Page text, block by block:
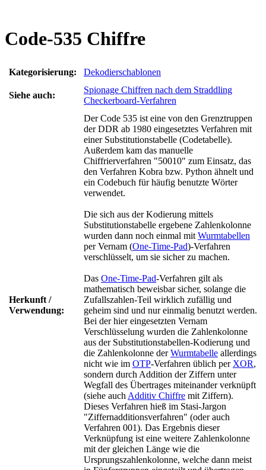
Code-535 Chiffre
Kategorisierung: Dekodierschablonen
Siehe auch:
Spionage Chiffren nach dem Straddling
Checkerboard-Verfahren
Herkunft /
Verwendung:
Der Code 535 ist eine von den Grenztruppen
der DDR ab 1980 eingesetztes Verfahren mit
einer Substitutionstabelle (Codetabelle).
Außerdem kam das manuelle
Chiffrierverfahren "50010" zum Einsatz, das
den Verfahren Kobra bzw. Python ähnelt und
ein Codebuch für häufig benutzte Wörter
verwendet.
Die sich aus der Kodierung mittels
Substitutionstabelle ergebene Zahlenkolonne
wurden dann noch einmal mit Wurmtabellen
per Vernam (One-Time-Pad)-Verfahren
verschlüsselt, um sie sicher zu machen.
Das One-Time-Pad-Verfahren gilt als
mathematisch beweisbar sicher, solange die
Zufallszahlen-Teil wirklich zufällig und
geheim sind und nur einmalig benutzt werden.
Bei der hier eingesetzten Vernam
Verschlüsselung wurden die Zahlenkolonne
aus der Substitutionstabellen-Kodierung und
die Zahlenkolonne derWurmtabelle allerdings
nicht wie im OTP-Verfahren üblich per XOR,
sondern durch Addition der Ziffern unter
Wegfall des Übertrages miteinander verknüpft
(siehe auch Additiv Chiffre mit Ziffern).
Dieses Verfahren hieß im Stasi-Jargon
"Ziffernadditionsverfahren" (oder auch
Verfahren 001). Das Ergebnis dieser
Verknüpfung ist eine weitere Zahlenkolonne
mit der gleichen Länge wie die
Ursprungszahlenkolonne, welche dann meist